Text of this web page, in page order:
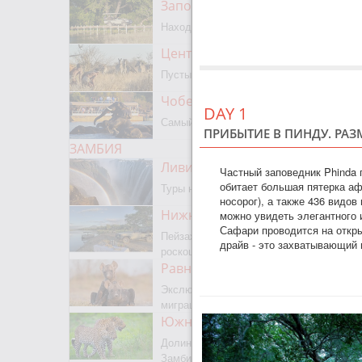
Заповедник Мореми
Находится на границе с Окаванго
Центральный Калахари
Пустыня, сафари, бушмены
Чобе парк
Самый известный парк Ботсваны
ЗАМБИЯ
Ливингстон
Туры на водопад Виктория
Нижняя Замбези
Пейзажное сафари, каноэ,
роскошная рыбалка
Равнины Люва
Экслюзивный парк с сезонной
миграцией животных и птиц
Южная Луангва
Долина Лепардов, главный парк
Замбии
DAY 1
ПРИБЫТИЕ В ПИНДУ.
Частный заповедник Phinda
обитает большая пятерка
носорог), а также 436
можно увидеть элегантного
Сафари проводится на
драйв - это